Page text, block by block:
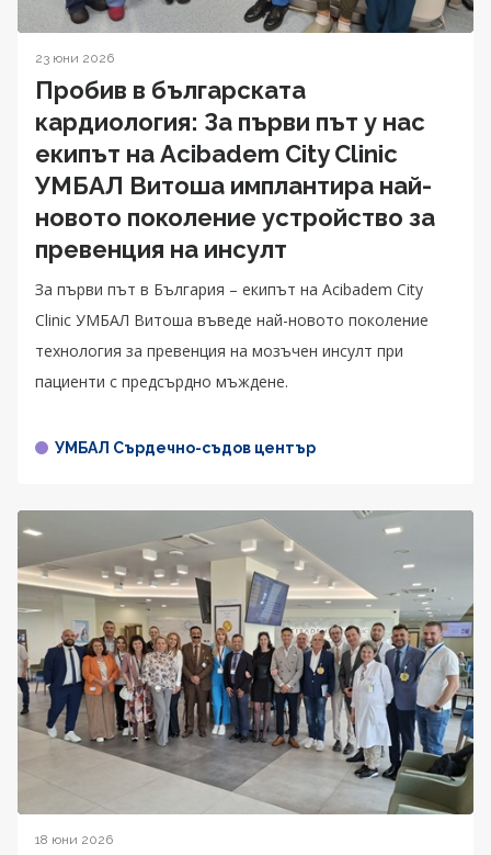
23 юни 2026
Пробив в българската
кардиология: За първи път у нас
екипът на Acibadem City Clinic
УМБАЛ Витоша имплантира най-
новото поколение устройство за
превенция на инсулт
За първи път в България – екипът на Acibadem City
Clinic УМБАЛ Витоша въведе най-новото поколение
технология за превенция на мозъчен инсулт при
пациенти с предсърдно мъждене.
УМБАЛ Сърдечно-съдов център
18 юни 2026